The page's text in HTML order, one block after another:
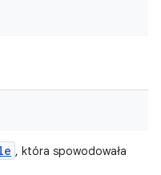
, która spowodowała